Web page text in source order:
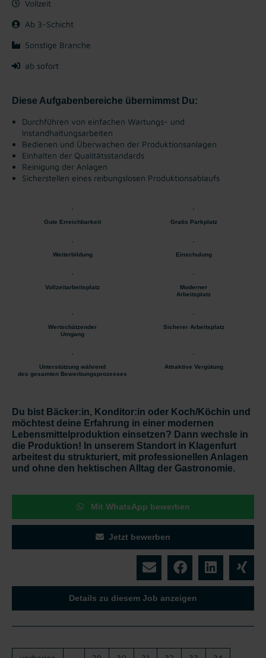
Vollzeit
Ab 3-Schicht
Sonstige Branche
ab sofort
Diese Aufgabenbereiche übernimmst Du:
Durchführen von einfachen Wartungs- und
Instandhaltungsarbeiten
Bedienen und Überwachen der Produktionsanlagen
Einhalten der Qualitätsstandards
Reinigung der Anlagen
Sicherstellen eines reibungslosen Produktionsablaufs
Gute Erreichbarkeit Gratis Parkplatz
Weiterbildung Einschulung
Vollzeitarbeitsplatz
Moderner
Arbeitsplatz
Wertschätzender
Umgang
Sicherer Arbeitsplatz
Unterstützung während
des gesamten Bewerbungsprozesses
Attraktive Vergütung
Du bist Bäcker:in, Konditor:in oder Koch/Köchin und
möchtest deine Erfahrung in einer modernen
Lebensmittelproduktion einsetzen? Dann wechsle in
die Produktion! In unserem Standort in Klagenfurt
arbeitest du strukturiert, mit professionellen Anlagen
und ohne den hektischen Alltag der Gastronomie.
Mit WhatsApp bewerben
Jetzt bewerben
Details zu diesem Job anzeigen